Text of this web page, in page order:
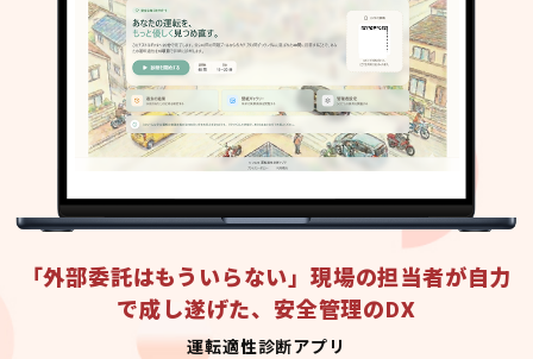
「外部委託はもういらない」現場の担当者が自力
で成し遂げた、安全管理のDX
運転適性診断アプリ